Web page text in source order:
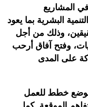
المشاريع
البشرية بما يعود
وذلك من أجل
وفتح آفاق أرحب
على المدى
بوضع خطط للعمل